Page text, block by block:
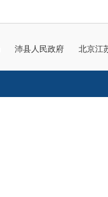
沛县人民政府 北京江